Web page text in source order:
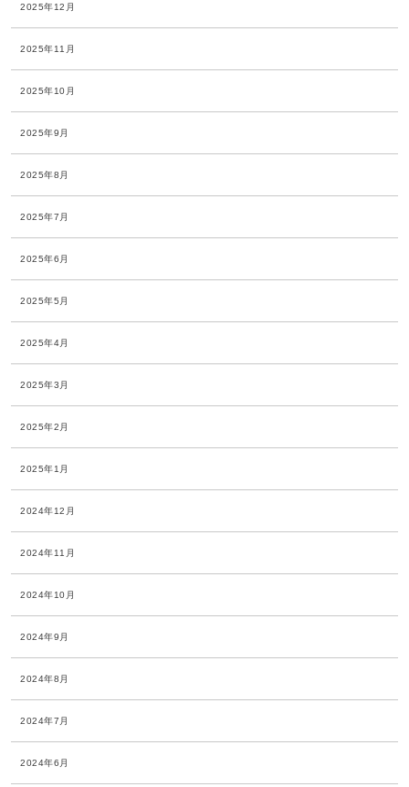
2025年12月
2025年11月
2025年10月
2025年9月
2025年8月
2025年7月
2025年6月
2025年5月
2025年4月
2025年3月
2025年2月
2025年1月
2024年12月
2024年11月
2024年10月
2024年9月
2024年8月
2024年7月
2024年6月